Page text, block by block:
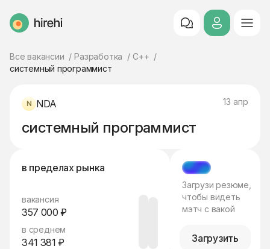
HireHi
Все вакансии Разработка
C++
системный программист
NDA 13 апр
системный программист
в пределах рынка
вакансия
357 000 ₽
в среднем
341 381 ₽
МЭТЧ
Загрузи резюме,
чтобы видеть
мэтч с вакой
Загрузить